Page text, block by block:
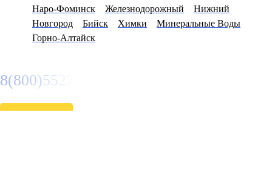
Наро-Фоминск
Железнодорожный
Нижний
Новгород
Бийск Химки
Минеральные Воды
Горно-Алтайск
8(800)5527584